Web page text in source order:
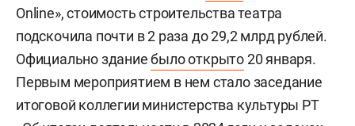
Online», стоимость строительства театра
подскочила почти в 2 раза до 29,2 млрд рублей.
Официально зданиебыло открыто20 января.
Первым мероприятием в нем стало заседание
итоговой коллегии министерства культуры РТ